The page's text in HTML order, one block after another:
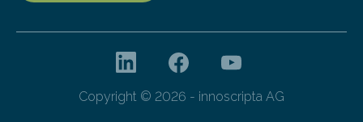
Copyright © 2026 - innoscripta AG